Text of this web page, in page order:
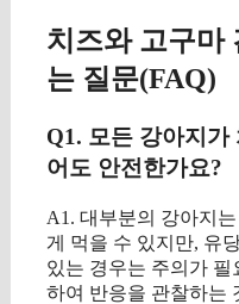
치즈와 고구마
는 질문(FAQ)
Q1. 모든 강아지가
어도 안전한가요?
A1. 대부분의 강아지
게 먹을 수 있지만, 유
있는 경우는 주의가
하여 반응을 관찰하는